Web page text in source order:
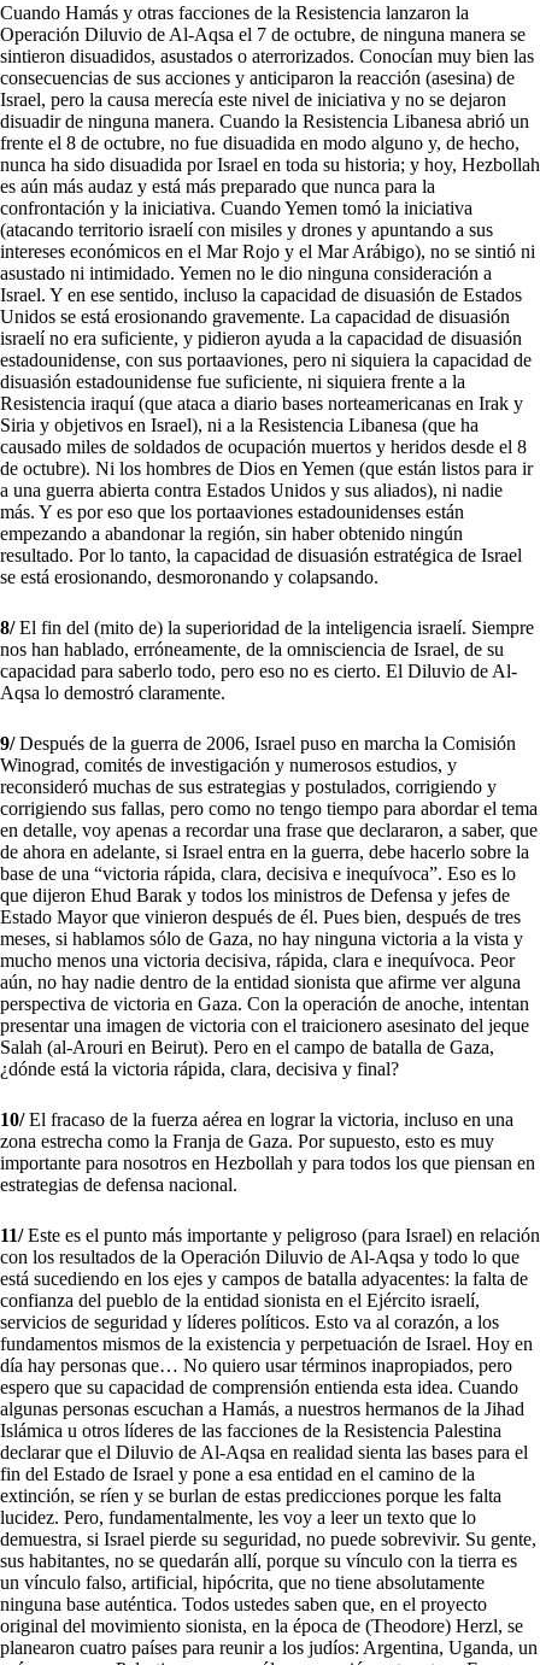
Cuando Hamás y otras facciones de la Resistencia lanzaron la
Operación Diluvio de Al-Aqsa el 7 de octubre, de ninguna manera se
sintieron disuadidos, asustados o aterrorizados. Conocían muy bien las
consecuencias de sus acciones y anticiparon la reacción (asesina) de
Israel, pero la causa merecía este nivel de iniciativa y no se dejaron
disuadir de ninguna manera. Cuando la Resistencia Libanesa abrió un
frente el 8 de octubre, no fue disuadida en modo alguno y, de hecho,
nunca ha sido disuadida por Israel en toda su historia; y hoy, Hezbollah
es aún más audaz y está más preparado que nunca para la
confrontación y la iniciativa. Cuando Yemen tomó la iniciativa
(atacando territorio israelí con misiles y drones y apuntando a sus
intereses económicos en el Mar Rojo y el Mar Arábigo), no se sintió ni
asustado ni intimidado. Yemen no le dio ninguna consideración a
Israel. Y en ese sentido, incluso la capacidad de disuasión de Estados
Unidos se está erosionando gravemente. La capacidad de disuasión
israelí no era suficiente, y pidieron ayuda a la capacidad de disuasión
estadounidense, con sus portaaviones, pero ni siquiera la capacidad de
disuasión estadounidense fue suficiente, ni siquiera frente a la
Resistencia iraquí (que ataca a diario bases norteamericanas en Irak y
Siria y objetivos en Israel), ni a la Resistencia Libanesa (que ha
causado miles de soldados de ocupación muertos y heridos desde el 8
de octubre). Ni los hombres de Dios en Yemen (que están listos para ir
a una guerra abierta contra Estados Unidos y sus aliados), ni nadie
más. Y es por eso que los portaaviones estadounidenses están
empezando a abandonar la región, sin haber obtenido ningún
resultado. Por lo tanto, la capacidad de disuasión estratégica de Israel
se está erosionando, desmoronando y colapsando.
8/El fin del (mito de) la superioridad de la inteligencia israelí. Siempre
nos han hablado, erróneamente, de la omnisciencia de Israel, de su
capacidad para saberlo todo, pero eso no es cierto. El Diluvio de Al-
Aqsa lo demostró claramente.
9/Después de la guerra de 2006, Israel puso en marcha la Comisión
Winograd, comités de investigación y numerosos estudios, y
reconsideró muchas de sus estrategias y postulados, corrigiendo y
corrigiendo sus fallas, pero como no tengo tiempo para abordar el tema
en detalle, voy apenas a recordar una frase que declararon, a saber, que
de ahora en adelante, si Israel entra en la guerra, debe hacerlo sobre la
base de una “victoria rápida, clara, decisiva e inequívoca”. Eso es lo
que dijeron Ehud Barak y todos los ministros de Defensa y jefes de
Estado Mayor que vinieron después de él. Pues bien, después de tres
meses, si hablamos sólo de Gaza, no hay ninguna victoria a la vista y
mucho menos una victoria decisiva, rápida, clara e inequívoca. Peor
aún, no hay nadie dentro de la entidad sionista que afirme ver alguna
perspectiva de victoria en Gaza. Con la operación de anoche, intentan
presentar una imagen de victoria con el traicionero asesinato del jeque
Salah (al-Arouri en Beirut). Pero en el campo de batalla de Gaza,
¿dónde está la victoria rápida, clara, decisiva y final?
10/El fracaso de la fuerza aérea en lograr la victoria, incluso en una
zona estrecha como la Franja de Gaza. Por supuesto, esto es muy
importante para nosotros en Hezbollah y para todos los que piensan en
estrategias de defensa nacional.
11/Este es el punto más importante y peligroso (para Israel) en relación
con los resultados de la Operación Diluvio de Al-Aqsa y todo lo que
está sucediendo en los ejes y campos de batalla adyacentes: la falta de
confianza del pueblo de la entidad sionista en el Ejército israelí,
servicios de seguridad y líderes políticos. Esto va al corazón, a los
fundamentos mismos de la existencia y perpetuación de Israel. Hoy en
día hay personas que… No quiero usar términos inapropiados, pero
espero que su capacidad de comprensión entienda esta idea. Cuando
algunas personas escuchan a Hamás, a nuestros hermanos de la Jihad
Islámica u otros líderes de las facciones de la Resistencia Palestina
declarar que el Diluvio de Al-Aqsa en realidad sienta las bases para el
fin del Estado de Israel y pone a esa entidad en el camino de la
extinción, se ríen y se burlan de estas predicciones porque les falta
lucidez. Pero, fundamentalmente, les voy a leer un texto que lo
demuestra, si Israel pierde su seguridad, no puede sobrevivir. Su gente,
sus habitantes, no se quedarán allí, porque su vínculo con la tierra es
un vínculo falso, artificial, hipócrita, que no tiene absolutamente
ninguna base auténtica. Todos ustedes saben que, en el proyecto
original del movimiento sionista, en la época de (Theodore) Herzl, se
planearon cuatro países para reunir a los judíos: Argentina, Uganda, un